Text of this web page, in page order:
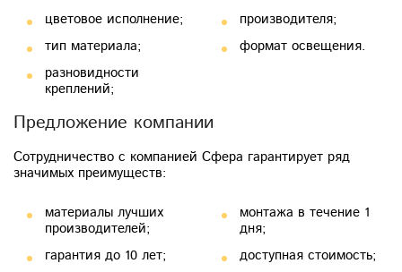
цветовое исполнение;
тип материала;
разновидности
креплений;
производителя;
формат освещения.
Предложение компании
Сотрудничество с компанией Сфера гарантирует ряд
значимых преимуществ:
материалы лучших
производителей;
гарантия до 10 лет;
монтажа в течение 1
дня;
доступная стоимость;